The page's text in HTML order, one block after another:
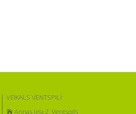
VEIKALS VENTSPILĪ:
Annas iela 2, Ventspils